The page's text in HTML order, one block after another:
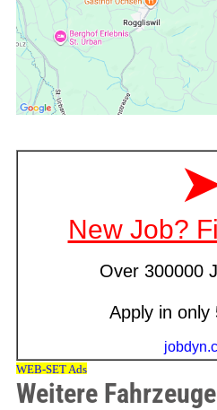
Weitere Fahrzeuge